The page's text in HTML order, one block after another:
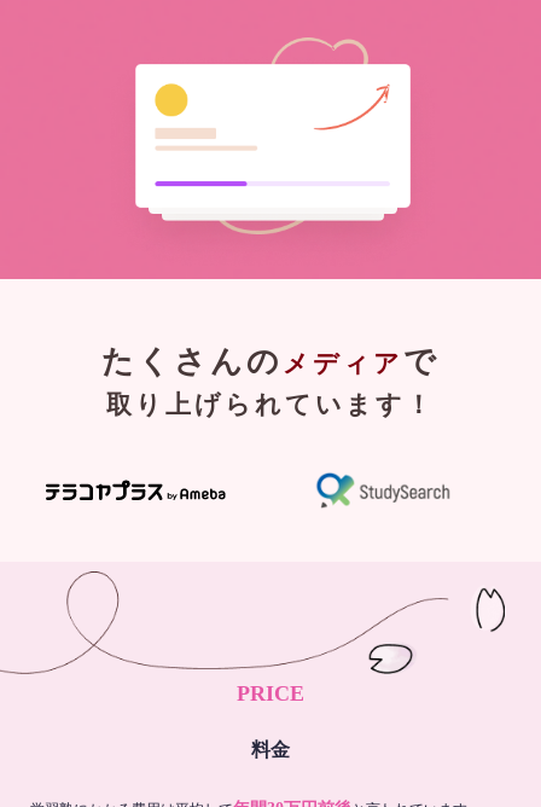
たくさんの メディア で
取り上げられています！
PRICE
料金